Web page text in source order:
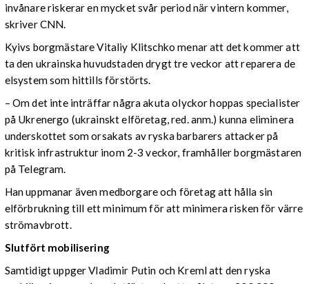
invånare riskerar en mycket svår period när vintern kommer,
skriver CNN.
Kyivs borgmästare Vitaliy Klitschko menar att det kommer att
ta den ukrainska huvudstaden drygt tre veckor att reparera de
elsystem som hittills förstörts.
– Om det inte inträffar några akuta olyckor hoppas specialister
på Ukrenergo (ukrainskt elföretag, red. anm.) kunna eliminera
underskottet som orsakats av ryska barbarers attacker på
kritisk infrastruktur inom 2-3 veckor, framhåller borgmästaren
på Telegram.
Han uppmanar även medborgare och företag att hålla sin
elförbrukning till ett minimum för att minimera risken för värre
strömavbrott.
Slutfört mobilisering
Samtidigt uppger Vladimir Putin och Kreml att den ryska